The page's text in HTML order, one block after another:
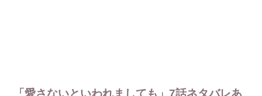
「愛さないといわれましても」7話ネタバレあ